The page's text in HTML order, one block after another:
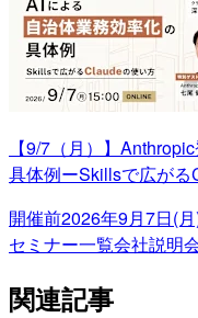
【9/7（月）】
具体例ーSkillsで広が
開催前2026年9月7日(
セミナー一覧会社説明
関連記事